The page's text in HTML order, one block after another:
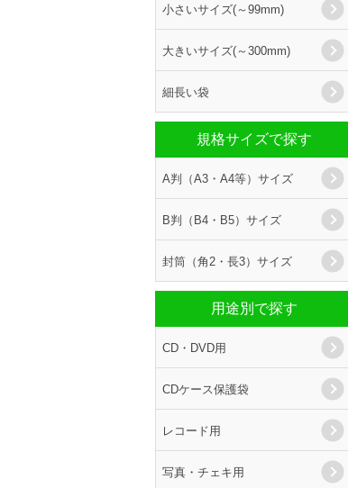
小さいサイズ(～99mm)
大きいサイズ(～300mm)
細長い袋
規格サイズで探す
A判（A3・A4等）サイズ
B判（B4・B5）サイズ
封筒（角2・長3）サイズ
用途別で探す
CD・DVD用
CDケース保護袋
レコード用
写真・チェキ用